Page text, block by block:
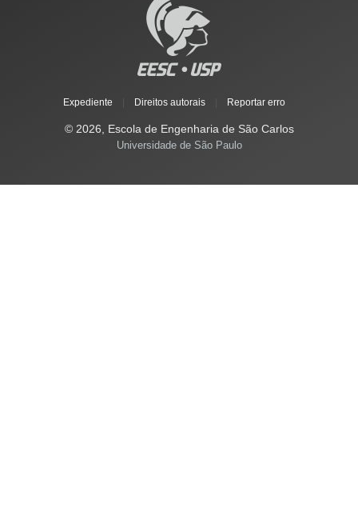
Expediente Direitos autorais Reportar erro
© 2026, Escola de Engenharia de São Carlos
Universidade de São Paulo